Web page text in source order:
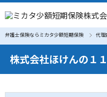
弁護士保険ならミカタ少額短期保険 代理
株式会社ほけんの１